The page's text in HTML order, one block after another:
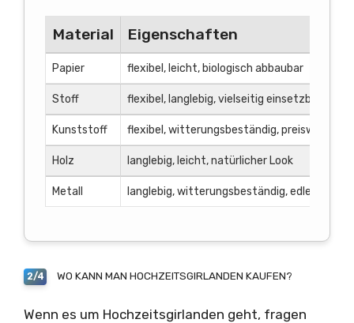
Material Eigenschaften
Papier flexibel, leicht, biologisch abbaubar
Stoff flexibel, langlebig, vielseitig einsetzbar
Kunststoff flexibel, witterungsbeständig, preiswert
Holz langlebig, leicht, natürlicher Look
Metall langlebig, witterungsbeständig, edler Look
2/4 WO KANN MAN HOCHZEITSGIRLANDEN KAUFEN?
Wenn es um Hochzeitsgirlanden geht, fragen